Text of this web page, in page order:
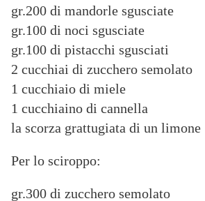
gr.200 di mandorle sgusciate
gr.100 di noci sgusciate
gr.100 di pistacchi sgusciati
2 cucchiai di zucchero semolato
1 cucchiaio di miele
1 cucchiaino di cannella
la scorza grattugiata di un limone
Per lo sciroppo:
gr.300 di zucchero semolato